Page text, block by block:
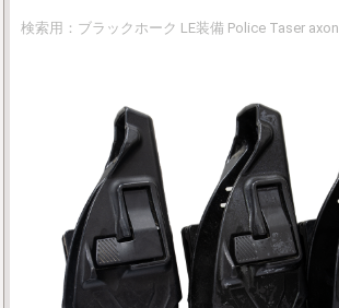
検索用：ブラックホーク LE装備 Police Taser axon